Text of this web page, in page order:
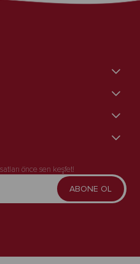
önce sen keşfet!
ABONE OL